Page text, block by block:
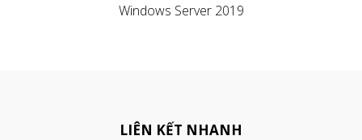
Windows Server 2019
LIÊN KẾT NHANH